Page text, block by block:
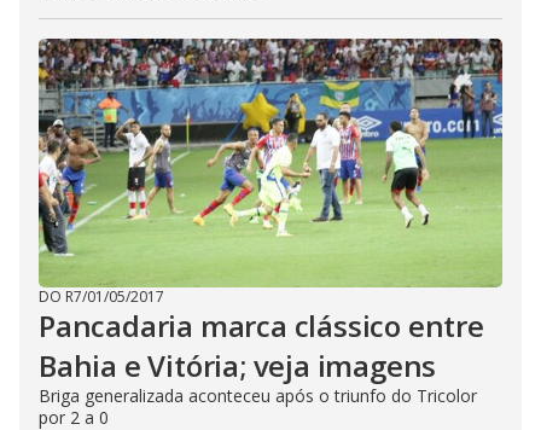
DO R7/01/05/2017
Pancadaria marca clássico entre
Bahia e Vitória; veja imagens
Briga generalizada aconteceu após o triunfo do Tricolor
por 2 a 0